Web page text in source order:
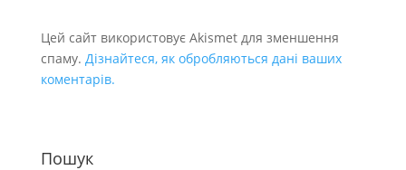
Цей сайт використовує Akismet для зменшення
спаму. Дізнайтеся, як обробляються дані ваших
коментарів.
Пошук